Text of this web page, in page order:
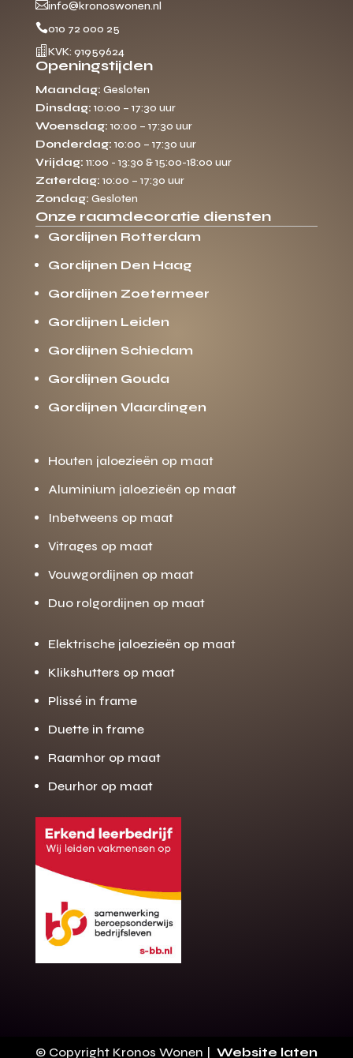
Gratis offerte
op maat?
Binnen 24 uur jouw gratis offerte
10 jaar garantie op de montage
info@kronoswonen.nl
010 72 000 25
 KVK: 91959624
Openingstijden
Maandag: Gesloten
Dinsdag: 10:00 – 17:30 uur
Woensdag: 10:00 – 17:30 uur
Donderdag: 10:00 – 17:30 uur
Vrijdag: 11:00 - 13:30 & 15:00-18:00 uur
Zaterdag: 10:00 – 17:30 uur
Zondag: Gesloten
Onze raamdecoratie diensten
Gordijnen Rotterdam
Gordijnen Den Haag
Gordijnen Zoetermeer
Gordijnen Leiden
Gordijnen Schiedam
Gordijnen Gouda
Gordijnen Vlaardingen
Houten jaloezieën op maat
Aluminium jaloezieën op maat
Inbetweens op maat
Vitrages op maat
Vouwgordijnen op maat
Duo rolgordijnen op maat
Elektrische jaloezieën op maat
Klikshutters op maat
Plissé in frame
Duette in frame
Raamhor op maat
Deurhor op maat
© Copyright Kronos Wonen | Website laten